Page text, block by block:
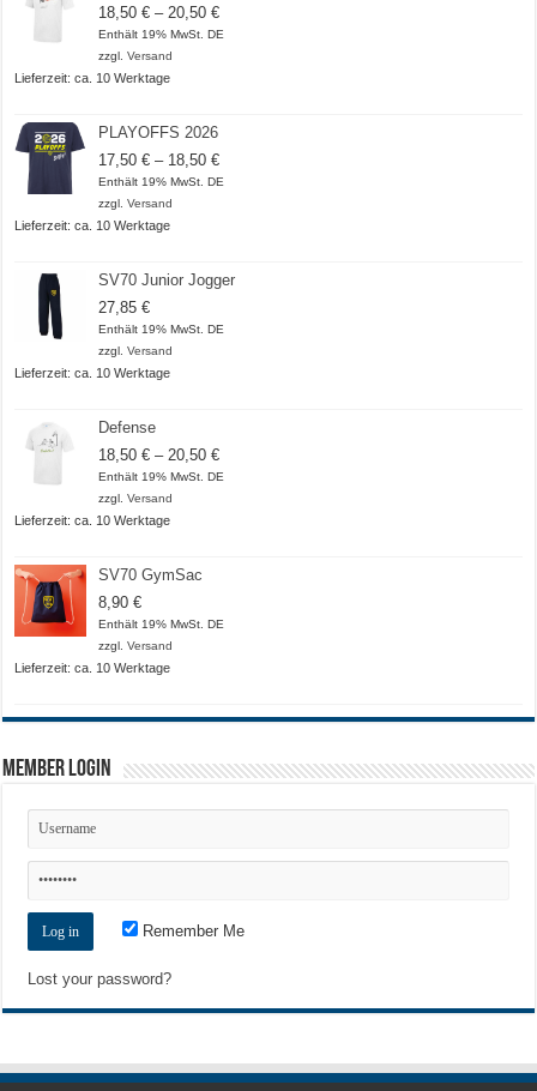
18,50€ – 20,50€Preisspanne:
18,50 €
Enthält 19% MwSt. DE
zzgl.Versand
Lieferzeit: ca. 10 Werktage
PLAYOFFS 2026
17,50€ – 18,50€Preisspanne:
17,50 €
Enthält 19% MwSt. DE
zzgl.Versand
Lieferzeit: ca. 10 Werktage
SV70 Junior Jogger
27,85€
Enthält 19% MwSt. DE
zzgl.Versand
Lieferzeit: ca. 10 Werktage
Defense
18,50€ – 20,50€Preisspanne:
18,50 €
Enthält 19% MwSt. DE
zzgl.Versand
Lieferzeit: ca. 10 Werktage
SV70 GymSac
8,90€
Enthält 19% MwSt. DE
zzgl.Versand
Lieferzeit: ca. 10 Werktage
Member Login
Remember Me
Lost your password?